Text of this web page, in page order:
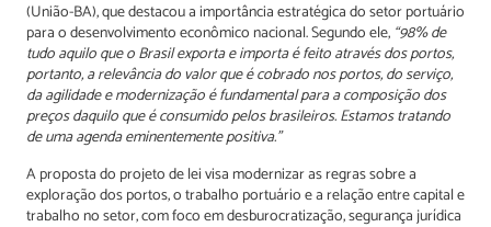
(União-BA), que destacou a importância estratégica do setor portuário
para o desenvolvimento econômico nacional. Segundo ele, “98% de
tudo aquilo que o Brasil exporta e importa é feito através dos portos,
portanto, a relevância do valor que é cobrado nos portos, do serviço,
da agilidade e modernização é fundamental para a composição dos
preços daquilo que é consumido pelos brasileiros. Estamos tratando
de uma agenda eminentemente positiva.”
A proposta do projeto de lei visa modernizar as regras sobre a
exploração dos portos, o trabalho portuário e a relação entre capital e
trabalho no setor, com foco em desburocratização, segurança jurídica